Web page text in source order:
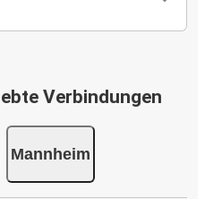
Verbindungen
Mannheim